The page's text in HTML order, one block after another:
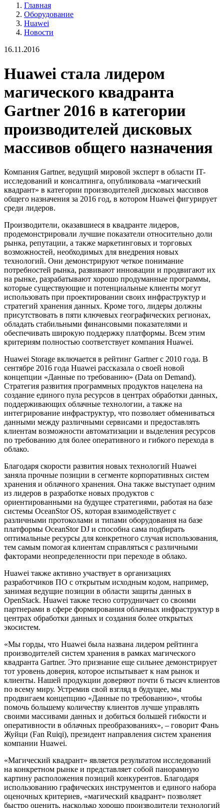
Главная
Оборудование
Huawei
Новости
16.11.2016
Huawei стала лидером
магического квадранта
Gartner 2016 в категории
производителей дисковых
массивов общего назначения
Компания Gartner, ведущий мировой эксперт в области IT-
исследований и консалтинга, опубликовала «магический
квадрант» в категории производителей дисковых массивов
общего назначения за 2016 год, в котором Huawei фигурирует
среди лидеров.
Производители, оказавшиеся в квадранте лидеров,
продемонстрировали лучшие показатели относительно доли
рынка, репутации, а также маркетинговых и торговых
возможностей, необходимых для внедрения новых
технологий. Они демонстрируют четкое понимание
потребностей рынка, развивают инновации и продвигают их
на рынке, разрабатывают хорошо продуманные программы,
которые существующие и потенциальные клиенты могут
использовать при проектировании своих инфраструктур и
стратегий хранения данных. Кроме того, лидеры должны
присутствовать в пяти ключевых географических регионах,
обладать стабильными финансовыми показателями и
обеспечивать широкую поддержку платформы. Всем этим
критериям полностью соответствует компания Huawei.
Huawei Storage включается в рейтинг Gartner с 2010 года. В
сентябре 2016 года Huawei рассказала о своей новой
концепции «Данные по требованию» (Data on Demand).
Стратегия развития программных продуктов нацелена на
создание единого пула ресурсов в центрах обработки данных,
поддерживающих облачные технологии, а также на
интегрирование инфраструктур, что позволяет обмениваться
данными между различными сервисами и предоставлять
клиентам возможности автоматизации и выделения ресурсов
по требованию для более оперативного и гибкого перехода в
облако.
Благодаря скорости развития новых технологий Huawei
заняла прочные позиции в сегменте корпоративных систем
хранения и облачного хранения. Она также выступает одним
из лидеров в разработке новых продуктов с
ориентированными на будущее стратегиями, работая на базе
системы OceanStor OS, которая взаимодействует с
различными протоколами и типами оборудования на базе
платформы OceanStor DJ и способна сама подбирать
оптимальные ресурсы для конкретного случая использования,
тем самым помогая клиентам справляться с различными
факторами неопределенности при переходе в облако.
Huawei также активно участвует в организациях
разработчиков ПО с открытым исходным кодом, например,
занимая ведущие позиции в области защиты данных в
OpenStack. Huawei также тесно сотрудничает со своими
партнерами в сфере формирования облачных инфраструктур в
центрах обработки данных и создания более открытых
экосистем.
«Мы горды, что Huawei была названа лидером рейтинга
производителей систем хранения в рамках магического
квадранта Gartner. Это признание еще сильнее демонстрирует
тот уровень доверия, которое испытывает к нам рынок и
клиенты. Нашей продукции доверяют почти 6 тысяч клиентов
по всему миру. Устремив свой взгляд в будущее, мы
продвигаем концепцию «Данные по требованию», чтобы
помочь большему количеству клиентов лучше управлять
своими массивами данных и добиться большей гибкости и
оперативности в облачных преобразованиях», – говорит Фань
Жуйци (Fan Ruiqi), президент направления систем хранения
компании Huawei.
«Магический квадрант» является результатом исследований
на конкретном рынке и представляет собой панорамную
картину расположения позиций конкурентов. Благодаря
использованию графических инструментов и единого набора
оценочных критериев, «магический квадрант» позволяет
быстро оценить, насколько хорошо производители технологий